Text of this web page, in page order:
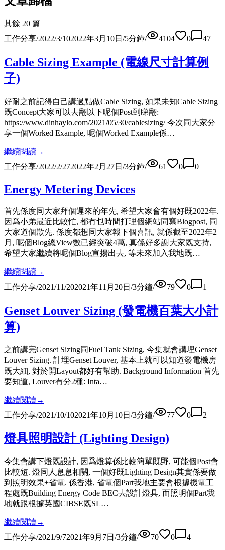
其餘 20 篇
工作分享/2022/3/102022年3月10日 /5分鐘/ 4104 0 47
Cable Sizing Example (電線尺寸計算例
子)
好耐之前記得自己講過點做Cable Sizing, 如果未知Cable Sizing
既Concept大家可以去翻以下呢個Post到睇翻:
https://www.dinhaylo.com/2021/05/30/cablesizing/ 今次同大家分
享一個Worked Example, 呢個Worked Example係…
繼續閱讀→
工作分享/2022/2/272022年2月27日 /3分鐘/ 61 0 0
Energy Metering Devices
首先係度同大家拜個遲來的年先, 希望大家會有個好既2022年.
因爲小弟最近比較忙, 都冇乜時間打理個網站同寫Blogpost, 同
大家道個歉先. 係度都想同大家報下個喜訊, 就係截至2022年2
月, 呢個Blog總View數已經突破4萬, 真係好多謝大家既支持,
希望大家繼續將呢個Blog宣揚出去, 等未來加入我地既…
繼續閱讀→
工作分享/2021/11/202021年11月20日 /3分鐘/ 79 0 1
Genset Louver Sizing (發電機百葉大小計
算)
之前講完Genset Sizing同Fuel Tank Sizing, 今集就會講埋Genset
Louver Sizing. 計埋Genset Louver, 基本上就可以知道發電機房
既大細, 對於開Layout都好有幫助. Background Information 首先
要知道, Louver有分2種: Inta…
繼續閱讀→
工作分享/2021/10/102021年10月10日 /3分鐘/ 77 0 2
燈具照明設計 (Lighting Design)
今集會講下燈既設計, 因爲燈算係比較簡單既野, 可能個Post會
比較短. 燈同人息息相關, 一個好既Lighting Design其實係要做
到照明效果+省電. 係香港, 省電個Part我地主要會根據機電工
程處既Building Energy Code BEC去設計燈具, 而照明個Part我
地就跟根據英國CIBSE既SL…
繼續閱讀→
工作分享/2021/9/72021年9月7日 /3分鐘/ 70 0 4